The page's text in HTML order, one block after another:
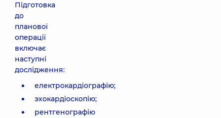
Підготовка
до
планової
операції
включає
наступні
дослідження:
електрокардіографію;
эхокардіоскопію;
рентгенографію